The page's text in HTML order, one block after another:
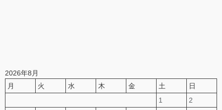
2026年8月
月
火 水 木 金 土
日
1
2